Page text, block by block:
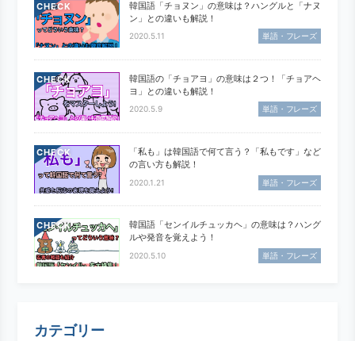
CHECK
韓国語「チョヌン」の意味は？ハングルと「ナヌ
ン」との違いも解説！
2020.5.11 単語・フレーズ
CHECK
韓国語の「チョアヨ」の意味は２つ！「チョアヘ
ヨ」との違いも解説！
2020.5.9 単語・フレーズ
CHECK
「私も」は韓国語で何て言う？「私もです」など
の言い方も解説！
2020.1.21 単語・フレーズ
CHECK
韓国語「センイルチュッカヘ」の意味は？ハング
ルや発音を覚えよう！
2020.5.10 単語・フレーズ
カテゴリー